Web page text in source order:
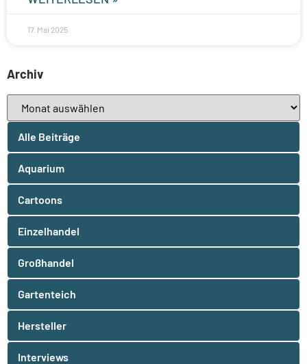
17. Mai 2025
Archiv
Alle Beiträge
Aquarium
Cartoons
Einzelhandel
Großhandel
Gartenteich
Hersteller
Interviews